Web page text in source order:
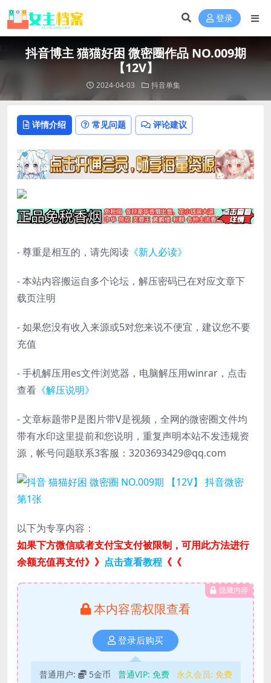
登录
抖音博主 猫猫好困 微密圈作品 NO.009期
【12V】
2024-04-03 抖音单集
详情介绍 常见问题 评论建议
- 尊重是相互的，请先阅读 《新人必读》
- 本站内容搬运自多个论坛，解压密码已在对应文章下
载页注明
- 如果您没有收入来源或5对您来说不便宜，建议您不要
充值
- 手机解压用es文件浏览器，电脑解压用winrar，点击
查看 《解压说明》
- 文章标题带P是图片带V是视频，全网的微密圈文件均
带有水印这里提前和您说明，重复声明本站不发违规资
源，帐号问题联系3客服：3203693429@qq.com
以下为专享内容：
如果下方微信或者支付宝支付被限制，可用此方法进行
余额充值再支付》》 点击查看教程 《《
隐藏内容
本内容需权限查看
登录后购买
普通用户: 5金币 普通VIP: 免费 永久会员: 免费